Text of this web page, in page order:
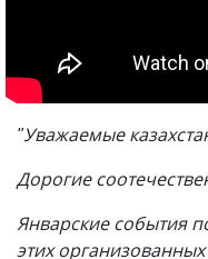
"Уважаемые
Дорогие
Январские события
этих